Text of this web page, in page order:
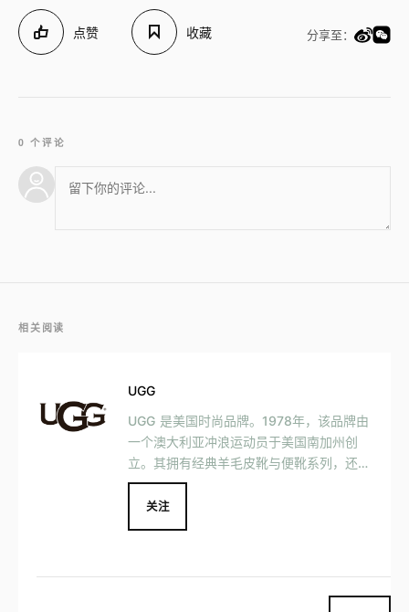
点赞 收藏 分享至：
0 个评论
相关阅读
UGG
UGG 是美国时尚品牌。1978年，该品牌由
一个澳大利亚冲浪运动员于美国南加州创
立。其拥有经典羊毛皮靴与便靴系列，还有
鞋履、服饰、配饰等产品，如女士S23春夏
新款麦莉羊羔绒连帽衫、女士S23春夏新款
塔纳短款T恤（骄傲款）等
关注